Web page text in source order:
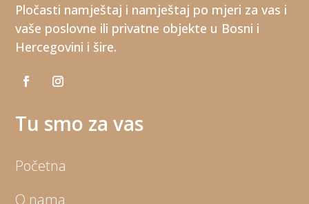
Pločasti namještaj i namještaj po mjeri za vas i
vaše poslovne ili privatne objekte u Bosni i
Hercegovini i šire.
Tu smo za vas
Početna
O nama